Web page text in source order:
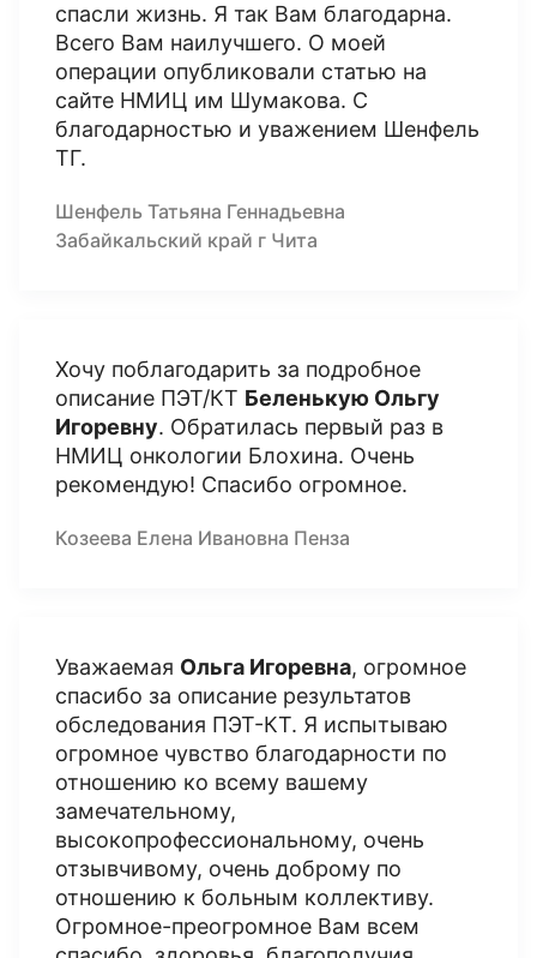
спасли жизнь. Я так Вам благодарна.
Всего Вам наилучшего. О моей
операции опубликовали статью на
сайте НМИЦ им Шумакова. С
благодарностью и уважением Шенфель
ТГ.
Шенфель Татьяна Геннадьевна
Забайкальский край г Чита
Хочу поблагодарить за подробное
описание ПЭТ/КТ Беленькую Ольгу
Игоревну. Обратилась первый раз в
НМИЦ онкологии Блохина. Очень
рекомендую! Спасибо огромное.
Козеева Елена Ивановна Пенза
Уважаемая Ольга Игоревна, огромное
спасибо за описание результатов
обследования ПЭТ-КТ. Я испытываю
огромное чувство благодарности по
отношению ко всему вашему
замечательному,
высокопрофессиональному, очень
отзывчивому, очень доброму по
отношению к больным коллективу.
Огромное-преогромное Вам всем